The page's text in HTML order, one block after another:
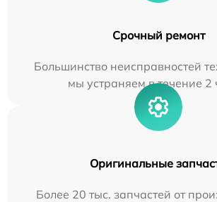
Срочный ремонт
Большинство неисправностей
мы устраняем в течение 2
Оригинальные
Более 20 тыс. запчастей от